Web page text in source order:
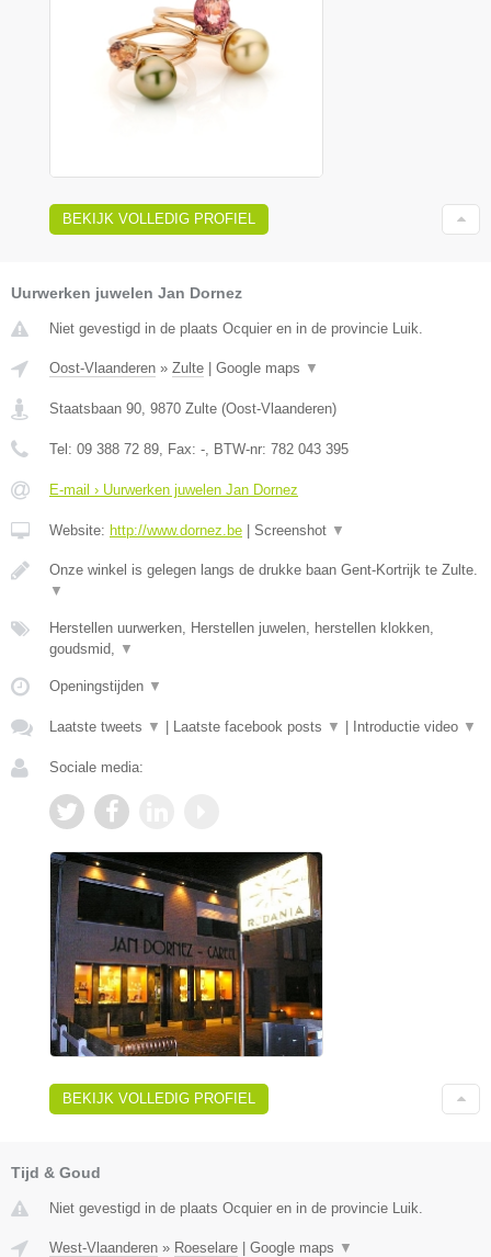
BEKIJK VOLLEDIG PROFIEL
Uurwerken juwelen Jan Dornez
Niet gevestigd in de plaats Ocquier en in de provincie Luik.
Oost-Vlaanderen » Zulte Google maps ▼
Staatsbaan 90, 9870 Zulte (Oost-Vlaanderen)
Tel: 09 388 72 89, Fax: -, BTW-nr: 782 043 395
E-mail › Uurwerken juwelen Jan Dornez
Website: http://www.dornez.be Screenshot ▼
Onze winkel is gelegen langs de drukke baan Gent-Kortrijk te Zulte.
▼
Herstellen uurwerken, Herstellen juwelen, herstellen klokken,
goudsmid, ▼
Openingstijden ▼
Laatste tweets ▼ Laatste facebook posts ▼ Introductie video ▼
Sociale media:
BEKIJK VOLLEDIG PROFIEL
Tijd & Goud
Niet gevestigd in de plaats Ocquier en in de provincie Luik.
West-Vlaanderen » Roeselare | Google maps ▼